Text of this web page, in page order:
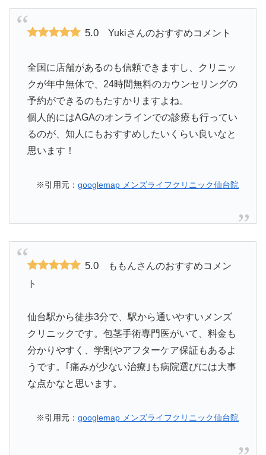
5.0Yukiさんのおすすめコメント
全国に店舗があるのも信頼できますし、クリニッ
クが年中無休で、24時間無料のカウンセリングの
予約ができるのもたすかりますよね。
個人的にはAGAのオンラインでの診療も行ってい
るのが、知人にもおすすめしたいくらい良いなと
思います！
※引用元：googlemap メンズライフクリニック仙台院
5.0ももんさんのおすすめコメン
ト
仙台駅から徒歩3分で、駅から通いやすいメンズ
クリニックです。包茎手術専門医がいて、料金も
分かりやすく、学割やアフターケア保証もあるよ
うです。｢痛みが少ない治療｣も病院選びには大事
な点かなと思います。
※引用元：googlemap メンズライフクリニック仙台院